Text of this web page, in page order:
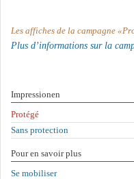
Les affiches de la campagne
Plus d’informations sur la
Impressionen
Aller
au
Protégé
Sans protection
Pour en savoir plus
Aller
Se mobiliser